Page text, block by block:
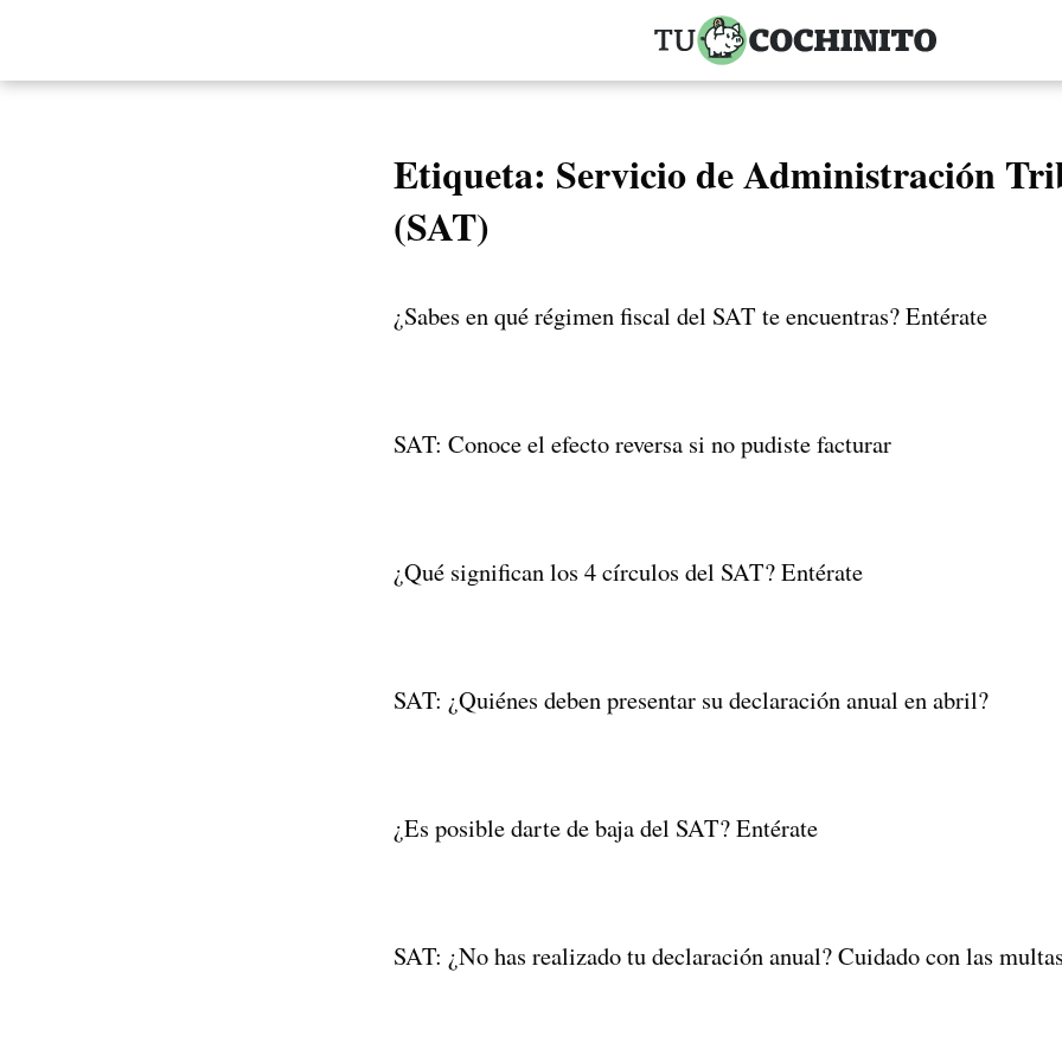
Etiqueta: Servicio de Administración
(SAT)
¿Sabes en qué régimen fiscal del SAT te encuentras? Entérate
SAT: Conoce el efecto reversa si no pudiste facturar
¿Qué significan los 4 círculos del SAT? Entérate
SAT: ¿Quiénes deben presentar su declaración anual en abril?
¿Es posible darte de baja del SAT? Entérate
SAT: ¿No has realizado tu declaración anual? Cuidado con las